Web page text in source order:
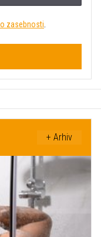
zasebnosti.
+ Arhiv